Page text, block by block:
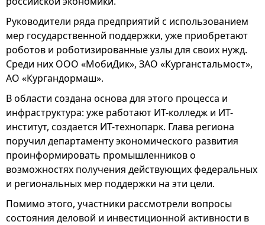
Руководители ряда предприятий с использованием
мер государственной поддержки, уже приобретают
роботов и роботизированные узлы для своих нужд.
Среди них ООО «МобиДик», ЗАО «Курганстальмост»,
АО «Кургандормаш».
В области создана основа для этого процесса и
инфраструктура: уже работают ИТ-колледж и ИТ-
институт, создается ИТ-технопарк. Глава региона
поручил департаменту экономического развития
проинформировать промышленников о
возможностях получения действующих федеральных
и региональных мер поддержки на эти цели.
Помимо этого, участники рассмотрели вопросы
состояния деловой и инвестиционной активности в